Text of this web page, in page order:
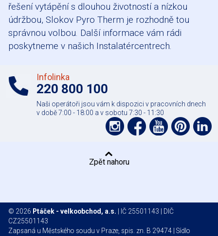
řešení vytápění s dlouhou životností a nízkou
údržbou, Slokov Pyro Therm je rozhodně tou
správnou volbou. Další informace vám rádi
poskytneme v našich Instalatércentrech.
Infolinka
220 800 100
Naši operátoři jsou vám k dispozici v pracovních dnech
v době 7:00 - 18:00 a v sobotu 7:30 - 11:30
Podpořte
na
Facebook
Podpořte
na
Instagram
Zpět nahoru
© 2026 Ptáček - velkoobchod, a.s. | IČ 25501143 | DIČ
CZ25501143
Zapsaná u Městského soudu v Praze, spis. zn. B 29474 | Sídlo